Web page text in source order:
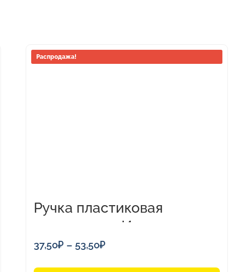
Распродажа!
Ручка пластиковая
шариковая «Империал»
37,50₽ – 53,50₽
Этот
товар